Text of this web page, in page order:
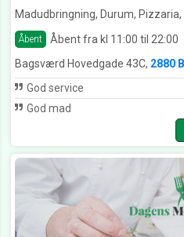
Madudbringning, Durum,
Åbent Åbent fra kl 11:00 til 22:00
Bagsværd Hovedgade 43C, 2880
God service
God mad